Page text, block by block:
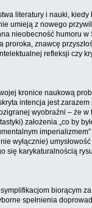
literatury i nauki,
umieją z nowego
nieobecność humoru
znawcę
refleksji czy
kronice naukową
intencja jest
wyobraźni – że
założenia „co by
wyłącznie)
się karykaturalnością
biorącym
spełnienia